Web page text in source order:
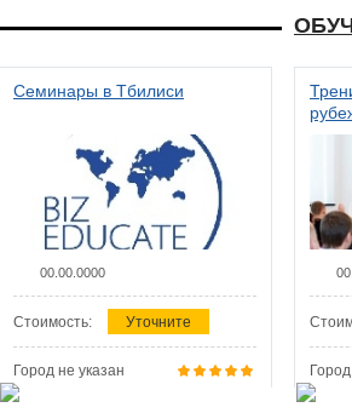
Семинары в Тбилиси
00.00.0000
Стоимость: Уточните
Город не указан Город